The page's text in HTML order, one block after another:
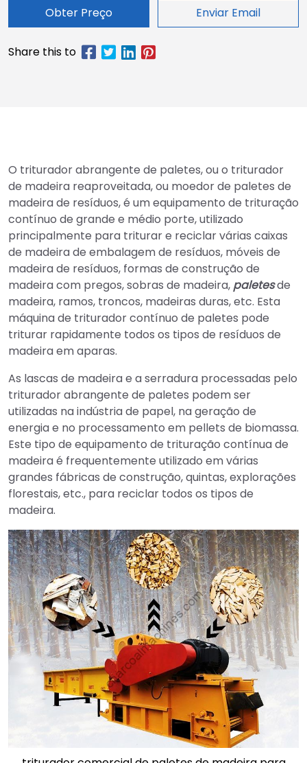
Obter Preço Enviar Email
O triturador abrangente de paletes, ou o triturador
de madeira reaproveitada, ou moedor de paletes de
madeira de resíduos, é um equipamento de trituração
contínuo de grande e médio porte, utilizado
principalmente para triturar e reciclar várias caixas
de madeira de embalagem de resíduos, móveis de
madeira de resíduos, formas de construção de
madeira com pregos, sobras de madeira, paletesde
madeira, ramos, troncos, madeiras duras, etc. Esta
máquina de triturador contínuo de paletes pode
triturar rapidamente todos os tipos de resíduos de
madeira em aparas.
As lascas de madeira e a serradura processadas pelo
triturador abrangente de paletes podem ser
utilizadas na indústria de papel, na geração de
energia e no processamento em pellets de biomassa.
Este tipo de equipamento de trituração contínua de
madeira é frequentemente utilizado em várias
grandes fábricas de construção, quintas, explorações
florestais, etc., para reciclar todos os tipos de
madeira.